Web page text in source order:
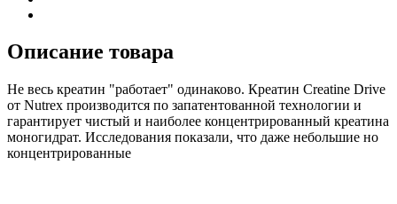
Описание товара
Не весь креатин "работает" одинаково. Креатин Creatine Drive
от Nutrex производится по запатентованной технологии и
гарантирует чистый и наиболее концентрированный креатина
моногидрат. Исследования показали, что даже небольшие но
концентрированные